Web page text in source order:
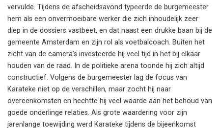
vervulde. Tijdens de afscheidsavond typeerde de burgemeester
hem als een onvermoeibare werker die zich inhoudelijk zeer
diep in de dossiers vastbeet, en dat naast een drukke baan bij de
gemeente Amsterdam en zijn rol als voetbalcoach. Buiten het
zicht van de camera’s investeerde hij veel tijd in het bij elkaar
houden van de raad. In de politieke arena toonde hij zich altijd
constructief. Volgens de burgemeester lag de focus van
Karateke niet op de verschillen, maar zocht hij naar
overeenkomsten en hechtte hij veel waarde aan het behoud van
goede onderlinge relaties. Als grote waardering voor zijn
jarenlange toewijding werd Karateke tijdens de bijeenkomst